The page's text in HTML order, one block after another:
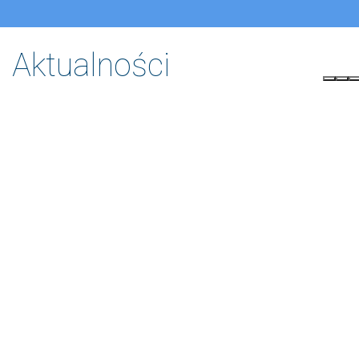
Aktualności
Ogród deszczowy przy ul.
kształtu